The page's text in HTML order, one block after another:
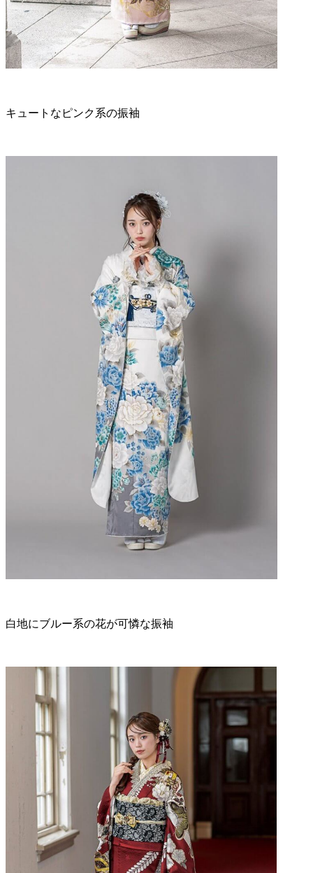
キュートなピンク系の振袖
白地にブルー系の花が可憐な振袖